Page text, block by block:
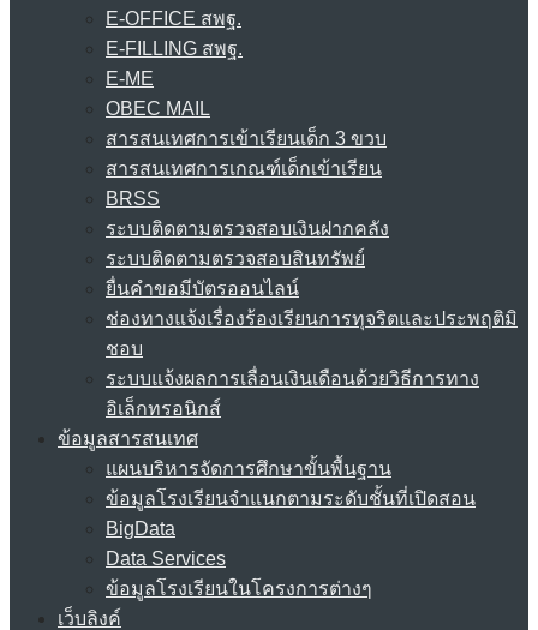
E-OFFICE สพฐ.
E-FILLING สพฐ.
E-ME
OBEC MAIL
สารสนเทศการเข้าเรียนเด็ก 3 ขวบ
สารสนเทศการเกณฑ์เด็กเข้าเรียน
BRSS
ระบบติดตามตรวจสอบเงินฝากคลัง
ระบบติดตามตรวจสอบสินทรัพย์
ยื่นคำขอมีบัตรออนไลน์
ช่องทางแจ้งเรื่องร้องเรียนการทุจริตและประพฤติมิ
ชอบ
ระบบแจ้งผลการเลื่อนเงินเดือนด้วยวิธีการทาง
อิเล็กทรอนิกส์
ข้อมูลสารสนเทศ
แผนบริหารจัดการศึกษาขั้นพื้นฐาน
ข้อมูลโรงเรียนจำแนกตามระดับชั้นที่เปิดสอน
BigData
Data Services
ข้อมูลโรงเรียนในโครงการต่างๆ
เว็บลิงค์